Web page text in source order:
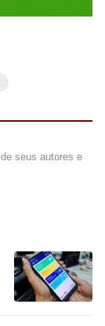
seus autores e